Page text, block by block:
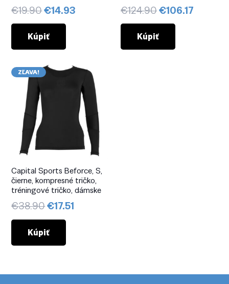
€19.90Pôvodná
cena
bola:
€19.90.
€14.93
Kúpiť
€124.90Pôvodná
cena
bola:
€124.90.
€106.17
Kúpiť
ZĽAVA!
Capital Sports Beforce, S,
čierne, kompresné tričko,
tréningové tričko, dámske
€38.90Pôvodná
cena
bola:
€38.90.
€17.51
Kúpiť